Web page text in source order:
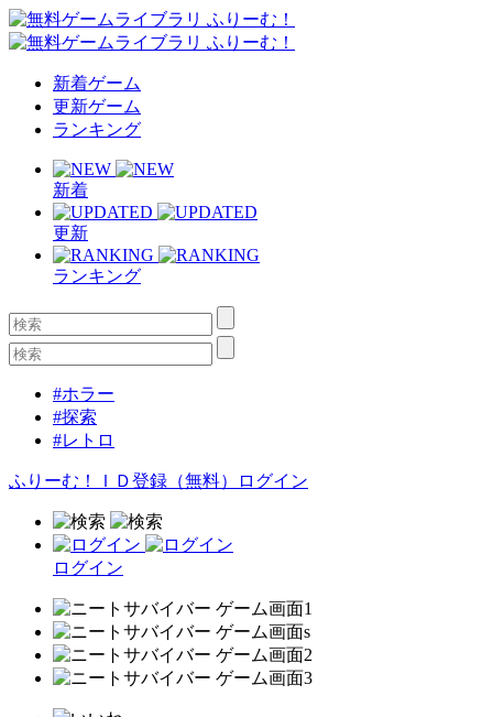
新着ゲーム
更新ゲーム
ランキング
新着
更新
ランキング
#ホラー
#探索
#レトロ
ふりーむ！ＩＤ登録（無料） ログイン
ログイン